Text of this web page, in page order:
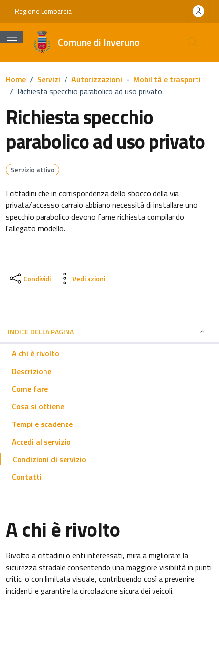
Vai ai contenuti
Vai al footer
Regione Lombardia
Comune di Inveruno
Home / Servizi / Autorizzazioni - Mobilità e trasporti
/ Richiesta specchio parabolico ad uso privato
Richiesta specchio
parabolico ad uso privato
Servizio attivo
I cittadini che in corrispondenza dello sbocco della via
privata/accesso carraio abbiano necessità di installare uno
specchio parabolico devono farne richiesta compilando
l'allegato modello.
Condividi Vedi azioni
INDICE DELLA PAGINA
A chi è rivolto
Descrizione
Come fare
Cosa si ottiene
Tempi e scadenze
Accedi al servizio
Condizioni di servizio
Contatti
A chi è rivolto
Rivolto a cittadini o enti interessati, mira a migliorare la
sicurezza stradale consentendo una maggiore visibilità in punti
critici o con limitata visuale, contribuendo così a prevenire
incidenti e garantire la circolazione sicura dei veicoli.